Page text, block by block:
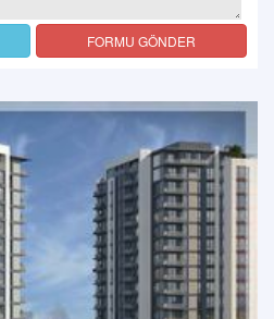
FORMU GÖNDER